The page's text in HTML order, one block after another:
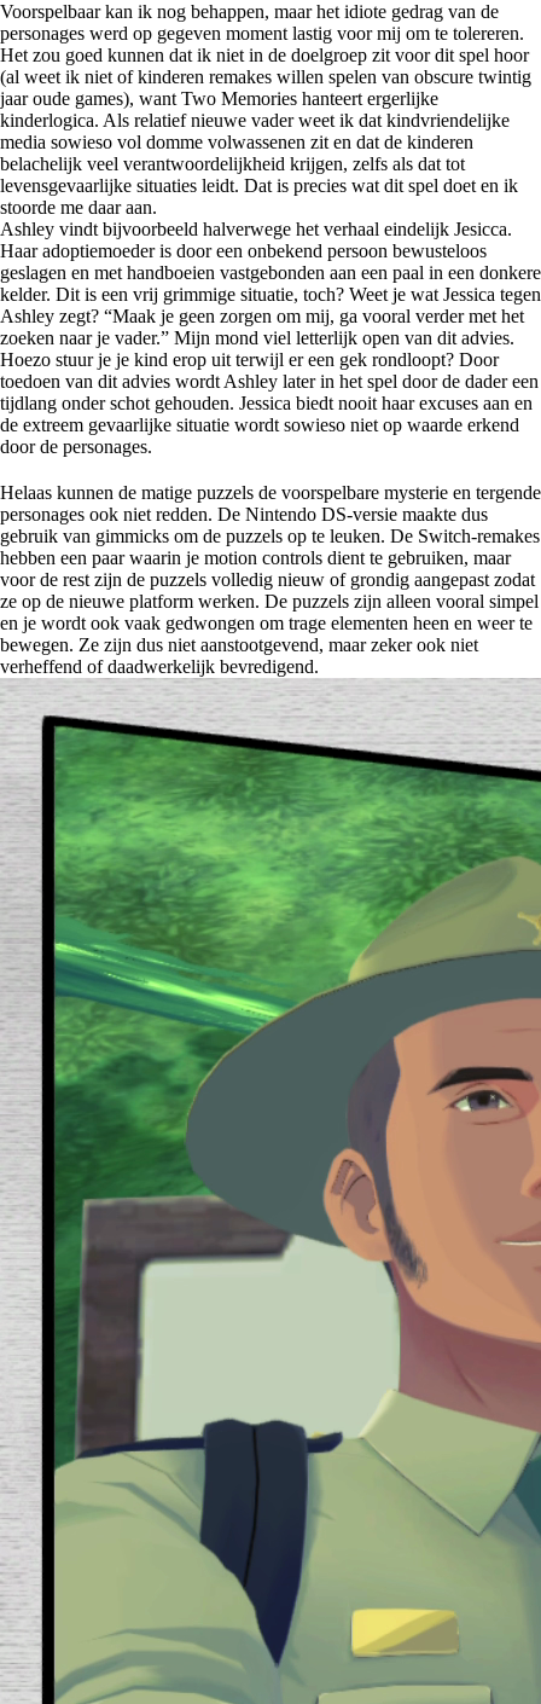
Voorspelbaar kan ik nog behappen, maar het idiote gedrag van de
personages werd op gegeven moment lastig voor mij om te tolereren.
Het zou goed kunnen dat ik niet in de doelgroep zit voor dit spel hoor
(al weet ik niet of kinderen remakes willen spelen van obscure twintig
jaar oude games), want Two Memories hanteert ergerlijke
kinderlogica. Als relatief nieuwe vader weet ik dat kindvriendelijke
media sowieso vol domme volwassenen zit en dat de kinderen
belachelijk veel verantwoordelijkheid krijgen, zelfs als dat tot
levensgevaarlijke situaties leidt. Dat is precies wat dit spel doet en ik
stoorde me daar aan.
Ashley vindt bijvoorbeeld halverwege het verhaal eindelijk Jesicca.
Haar adoptiemoeder is door een onbekend persoon bewusteloos
geslagen en met handboeien vastgebonden aan een paal in een donkere
kelder. Dit is een vrij grimmige situatie, toch? Weet je wat Jessica tegen
Ashley zegt? “Maak je geen zorgen om mij, ga vooral verder met het
zoeken naar je vader.” Mijn mond viel letterlijk open van dit advies.
Hoezo stuur je je kind erop uit terwijl er een gek rondloopt? Door
toedoen van dit advies wordt Ashley later in het spel door de dader een
tijdlang onder schot gehouden. Jessica biedt nooit haar excuses aan en
de extreem gevaarlijke situatie wordt sowieso niet op waarde erkend
door de personages.
Helaas kunnen de matige puzzels de voorspelbare mysterie en tergende
personages ook niet redden. De Nintendo DS-versie maakte dus
gebruik van gimmicks om de puzzels op te leuken. De Switch-remakes
hebben een paar waarin je motion controls dient te gebruiken, maar
voor de rest zijn de puzzels volledig nieuw of grondig aangepast zodat
ze op de nieuwe platform werken. De puzzels zijn alleen vooral simpel
en je wordt ook vaak gedwongen om trage elementen heen en weer te
bewegen. Ze zijn dus niet aanstootgevend, maar zeker ook niet
verheffend of daadwerkelijk bevredigend.